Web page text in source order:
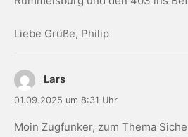
Liebe Grüße, Philip
Lars
01.09.2025 um 8:31 Uhr
Moin Zugfunker, zum Thema